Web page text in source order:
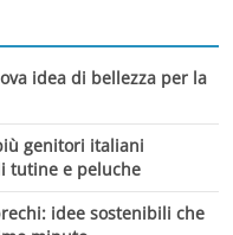
idea di bellezza per la
genitori italiani
tutine e peluche
idee sostenibili che